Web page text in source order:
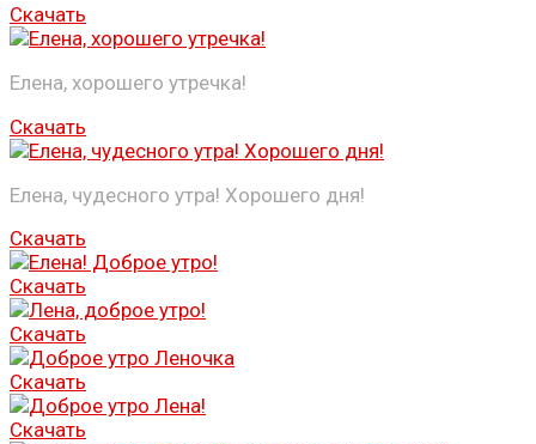
Скачать
Елена, хорошего утречка!
Скачать
Елена, чудесного утра! Хорошего дня!
Скачать
Скачать
Скачать
Скачать
Скачать